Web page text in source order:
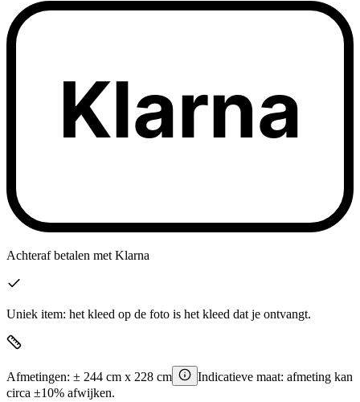
Klarna
Achteraf betalen met Klarna
Uniek item: het kleed op de foto is het kleed dat je ontvangt.
Afmetingen: ± 244 cm x 228 cm
Indicatieve maat: afmeting kan
circa ±10% afwijken.